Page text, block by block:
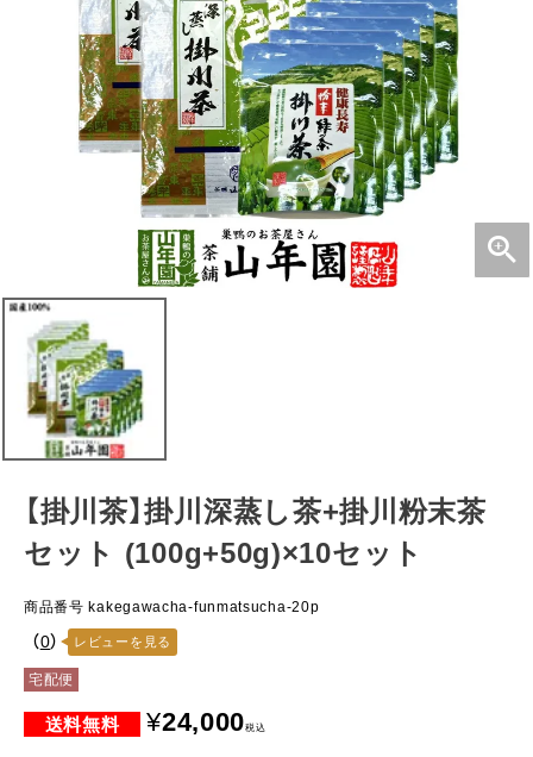
【掛川茶】掛川深蒸し茶+掛川粉末茶
セット (100g+50g)×10セット
商品番号 kakegawacha-funmatsucha-20p
（0） レビューを見る
宅配便
¥24,000税込